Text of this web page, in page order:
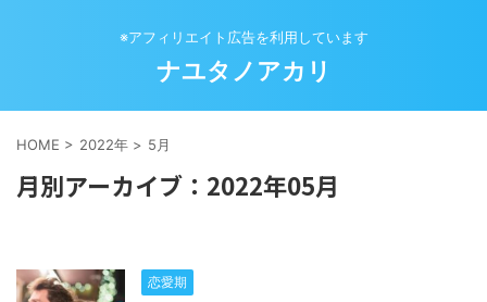
※アフィリエイト広告を利用しています
ナユタノアカリ
HOME > 2022年 > 5月
月別アーカイブ：2022年05月
恋愛期